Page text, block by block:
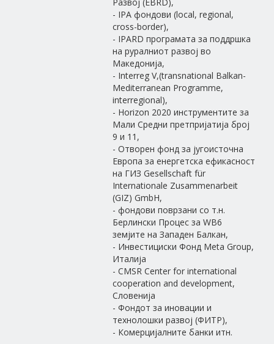
- IPA фондови (local, regional,
cross-border),
- IPARD програмата за поддршка
на руралниот развој во
Македонија,
- Interreg V,(transnational Balkan-
Mediterranean Programme,
interregional),
- Horizon 2020 инструментите за
Мали Средни претпријатија број
9 и 11,
- Отворен фонд за југоисточна
Европа за енергетска ефикасност
на ГИЗ Gesellschaft für
Internationale Zusammenarbeit
(GIZ) GmbH,
- фондови поврзани со т.н.
Берлински Процес за WB6
земјите на Западен Балкан,
- Инвестициски Фонд Meta Group,
Италија
- CMSR Center for international
cooperation and development,
Словенија
- Фондот за иновации и
технолошки развој (ФИТР),
- Комерцијалните банки итн.